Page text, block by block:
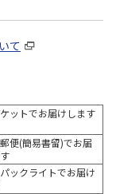
て
ットでお届けします
便(簡易書留)でお届
ックライトでお届け